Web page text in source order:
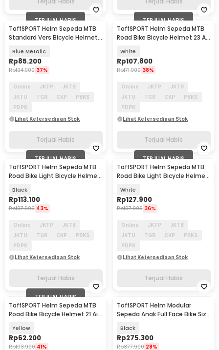
TERJUAL HABIS
TaffSPORT Helm Sepeda MTB
Standard Vers Bicycle Helmet
Blue Metalic
Rp85.200
Rp134.900 37%
Online JKTP
JKTB
JKTU
TGR CKP
PBKS
PDPK
Lihat Ketersediaan Stok
Terjual Habis
TERJUAL HABIS
TaffSPORT Helm Sepeda MTB
Road Bike Bicycle Helmet 23 Air
White
Rp107.800
Rp171.900 38%
Online JKTP
JKTB
JKTU
TGR CKP
PBKS
PDPK
Lihat Ketersediaan Stok
Terjual Habis
TERJUAL HABIS
TaffSPORT Helm Sepeda MTB
Road Bike Light Bicycle Helmet
Black
Rp113.100
Rp197.900 43%
Online JKTP
JKTB
JKTU
TGR CKP
PBKS
PDPK
Lihat Ketersediaan Stok
Terjual Habis
TERJUAL HABIS
TaffSPORT Helm Sepeda MTB
Road Bike Light Bicycle Helmet
White
Rp127.900
Rp197.900 36%
Online JKTP
JKTB
JKTU
TGR CKP
PBKS
PDPK
Lihat Ketersediaan Stok
Terjual Habis
TERJUAL HABIS
TaffSPORT Helm Sepeda MTB
Road Bike Bicycle Helmet 21 Air
Yellow
Rp62.200
Rp103.900 41%
TaffSPORT Helm Modular
Sepeda Anak Full Face Bike Size
Black
Rp275.300
Rp377.900 28%